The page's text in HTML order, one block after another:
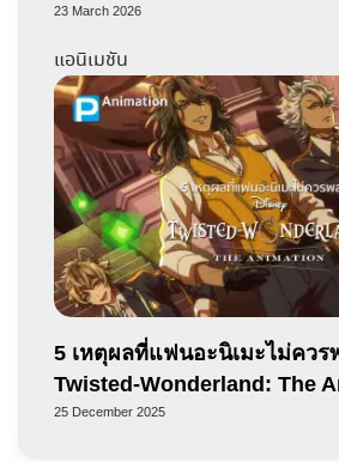
23 March 2026
แอนิเมชัน
5 เหตุผลที่แฟนอะนิเมะไม่ควร
Twisted-Wonderland: The
25 December 2025